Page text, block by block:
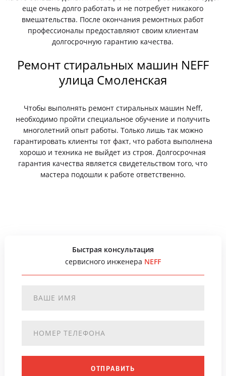
еще очень долго работать и не потребует никакого
вмешательства. После окончания ремонтных работ
профессионалы предоставляют своим клиентам
долгосрочную гарантию качества.
Ремонт стиральных машин NEFF
улица Смоленская
Чтобы выполнять ремонт стиральных машин Neff,
необходимо пройти специальное обучение и получить
многолетний опыт работы. Только лишь так можно
гарантировать клиенты тот факт, что работа выполнена
хорошо и техника не выйдет из строя. Долгосрочная
гарантия качества является свидетельством того, что
мастера подошли к работе ответственно.
Быстрая консультация
сервисного инженера NEFF
ОТПРАВИТЬ